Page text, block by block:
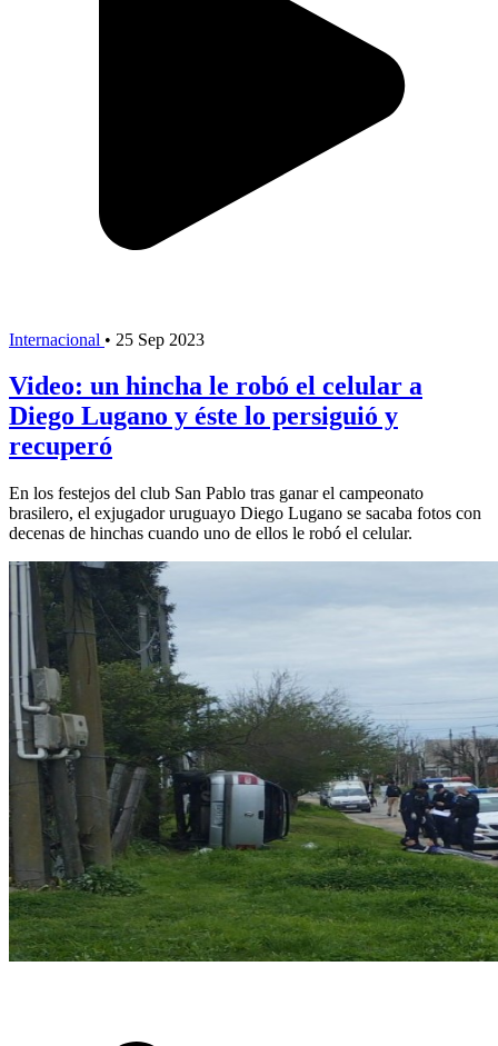
Internacional • 25 Sep 2023
Video: un hincha le robó el celular a
Diego Lugano y éste lo persiguió y
recuperó
En los festejos del club San Pablo tras ganar el campeonato
brasilero, el exjugador uruguayo Diego Lugano se sacaba fotos con
decenas de hinchas cuando uno de ellos le robó el celular.